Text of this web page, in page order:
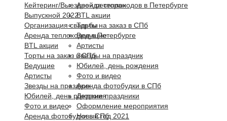
Аренда теплоходов в Петербурге
BTL акции
Торты на заказ в СПб
Ведущие
Артисты
Звезды на праздник
Юбилей, день рождения
Фото и видео
Аренда фотобудки в СПб
Детские праздники
Оформление мероприятия
Новый год 2021
Кейтеринг/Выездной ресторан
Выпускной 2022
Организация свадьбы
Аренда теплоходов в Петербурге
BTL акции
Торты на заказ в СПб
Ведущие
Артисты
Звезды на праздник
Юбилей, день рождения
Фото и видео
Аренда фотобудки в СПб